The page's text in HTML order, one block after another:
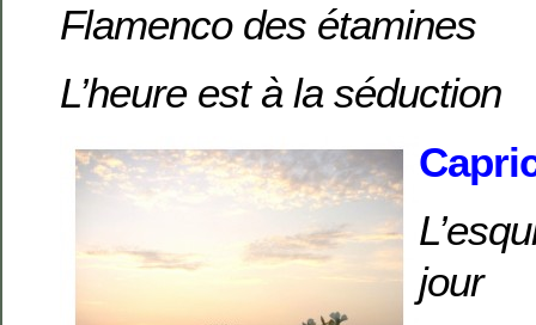
Flamenco des étamines
L’heure est à la séduction
jour